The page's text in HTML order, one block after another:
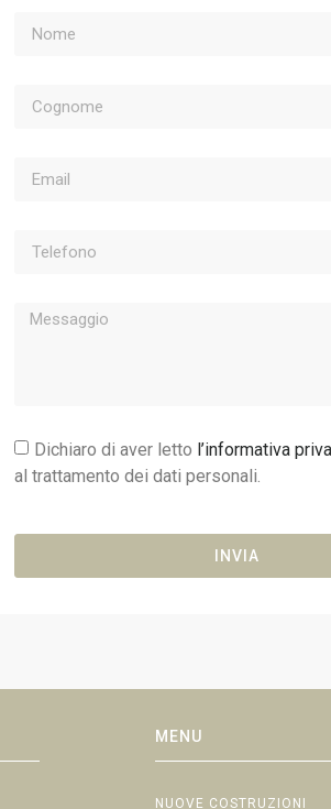
Dichiaro di aver letto l’informativa
al trattamento dei dati personali.
INVIA
MENU
NUOVE COSTRUZIONI